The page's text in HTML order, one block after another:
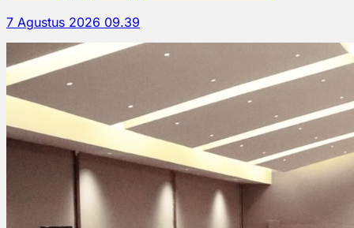
7 Agustus 2026 09.39